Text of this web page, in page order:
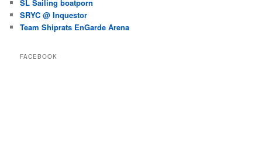
SL Sailing boatporn
SRYC @ Inquestor
Team Shiprats EnGarde Arena
FACEBOOK